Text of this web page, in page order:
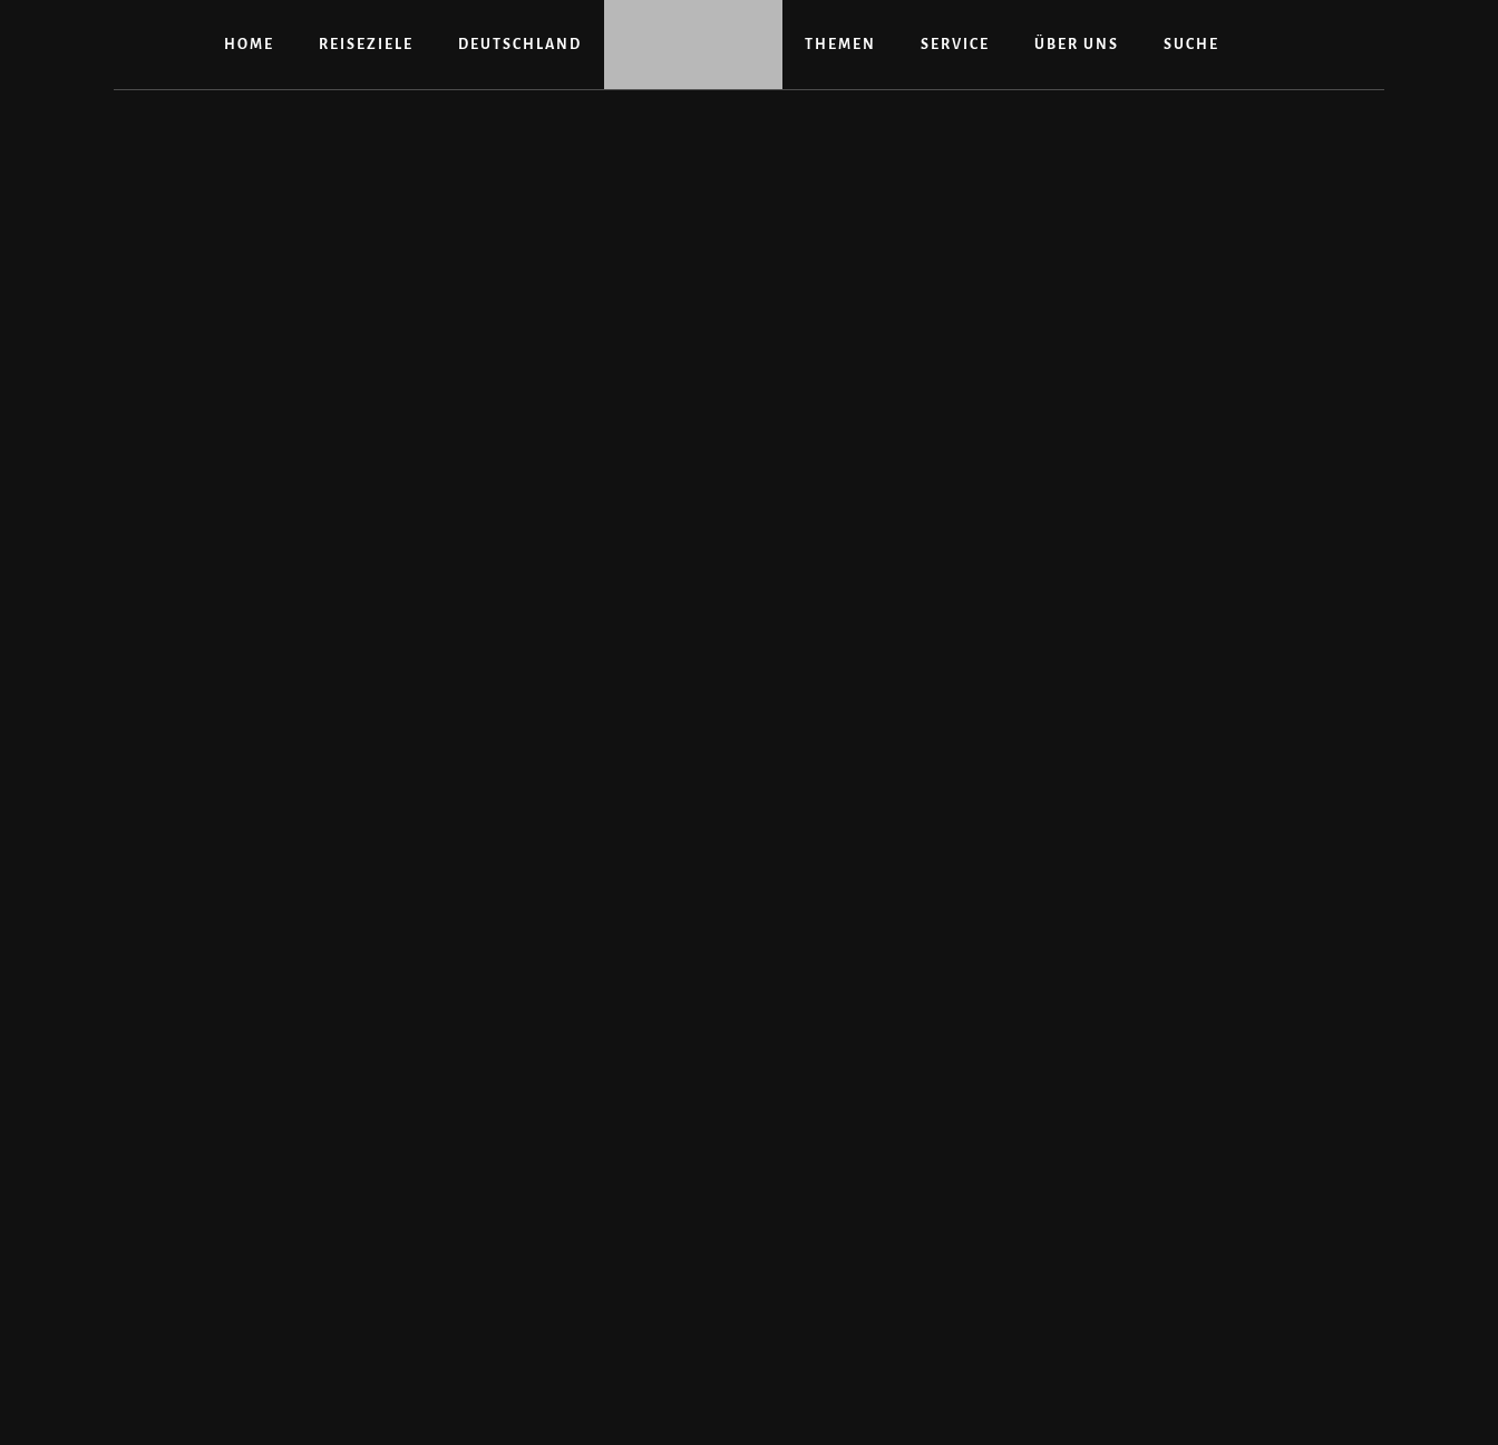
HOME REISEZIELE DEUTSCHLAND THEMEN SERVICE ÜBER UNS SUCHE